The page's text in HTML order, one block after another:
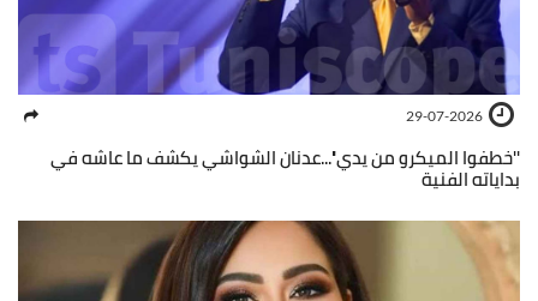
29-07-2026
''خطفوا الميكرو من يدي''...عدنان الشواشي يكشف ما عاشه في
بداياته الفنية